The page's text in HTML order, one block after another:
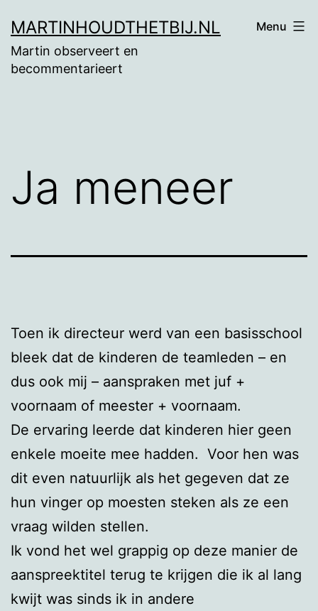
naar
de
MARTINHOUDTHETBIJ.NL
Martin observeert en
becommentarieert
Menu
Ja meneer
Toen ik directeur werd van een basisschool
bleek dat de kinderen de teamleden – en
dus ook mij – aanspraken met juf +
voornaam of meester + voornaam.
De ervaring leerde dat kinderen hier geen
enkele moeite mee hadden. Voor hen was
dit even natuurlijk als het gegeven dat ze
hun vinger op moesten steken als ze een
vraag wilden stellen.
Ik vond het wel grappig op deze manier de
aanspreektitel terug te krijgen die ik al lang
kwijt was sinds ik in andere